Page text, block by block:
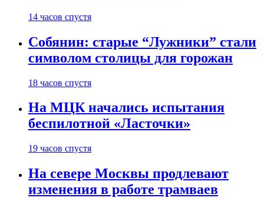
14 часов спустя
Собянин: старые “Лужники” стали
символом столицы для горожан
18 часов спустя
На МЦК начались испытания
беспилотной «Ласточки»
19 часов спустя
На севере Москвы продлевают
изменения в работе трамваев